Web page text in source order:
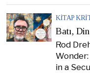
KITAP
Batı,
Rod
in a